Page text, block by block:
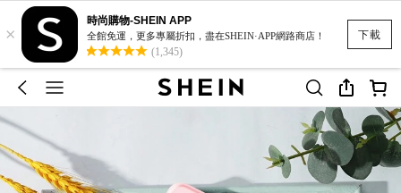
下載
×
時尚購物-SHEIN APP
全館免運，更多專屬折扣，盡在SHEIN·APP網路商店！
(1,345)